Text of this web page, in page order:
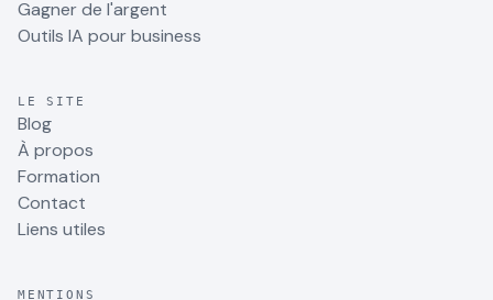
Gagner de l'argent
Outils IA pour business
LE SITE
Blog
À propos
Formation
Contact
Liens utiles
MENTIONS